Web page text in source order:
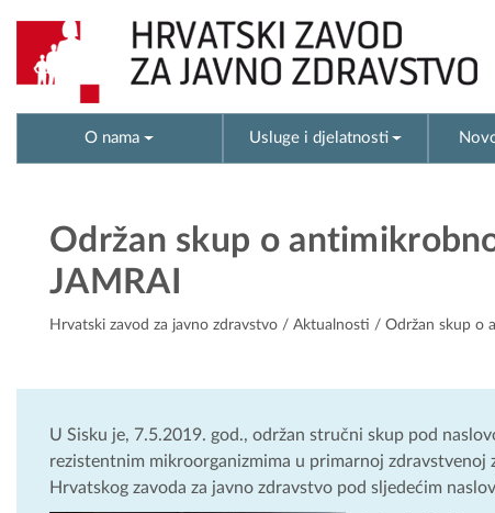
O nama Usluge i djelatnosti
Održan skup o
JAMRAI
Hrvatski zavod za javno zdravstvo / Aktualnosti / Održan skup o
U Sisku je, 7.5.2019. god., održan stručni skup pod
rezistentnim mikroorganizmima u primarnoj
Hrvatskog zavoda za javno zdravstvo pod sljedećim